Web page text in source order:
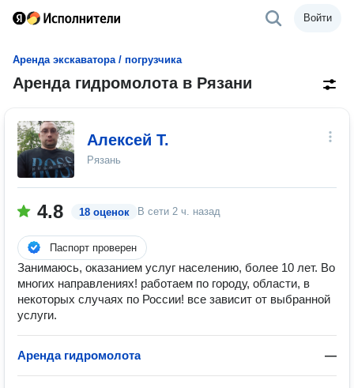
Войти
Аренда экскаватора / погрузчика
Аренда гидромолота в Рязани
Алексей Т.
Рязань
4.8 18 оценок В сети 2 ч. назад
Паспорт проверен
Занимаюсь, оказанием услуг населению, более 10 лет. Во
многих направлениях! работаем по городу, области, в
некоторых случаях по России! все зависит от выбранной
услуги.
Аренда гидромолота —